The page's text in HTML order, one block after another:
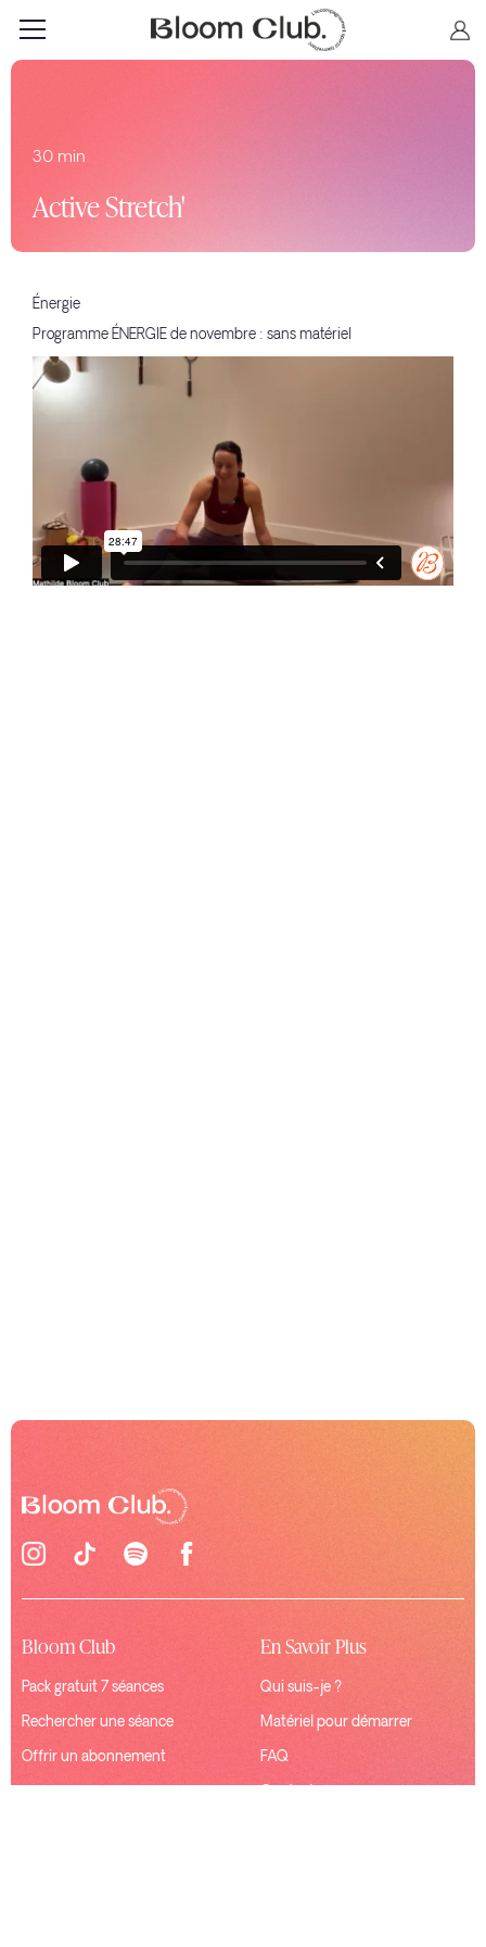
30 min
Active Stretch'
Énergie
Programme ÉNERGIE de novembre : sans matériel
Bloom Club
Pack gratuit 7 séances
Rechercher une séance
Offrir un abonnement
En Savoir Plus
Qui suis-je ?
Matériel pour démarrer
FAQ